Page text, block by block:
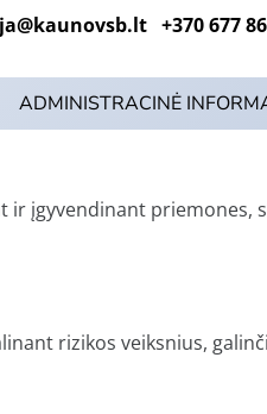
+370 677 86
ADMINISTRACINĖ
įgyvendinant priemones,
rizikos veiksnius,